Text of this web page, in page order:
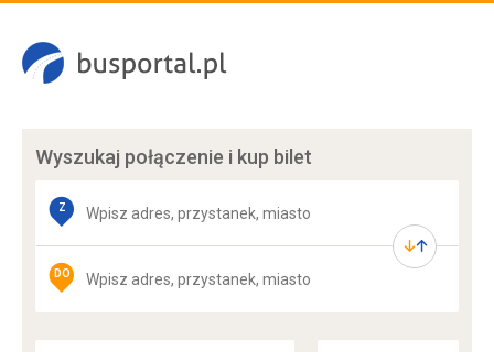
Wyszukaj połączenie i kup bilet
Z
DO